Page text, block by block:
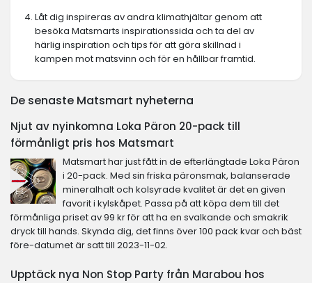
Låt dig inspireras av andra klimathjältar genom att
besöka Matsmarts inspirationssida och ta del av
härlig inspiration och tips för att göra skillnad i
kampen mot matsvinn och för en hållbar framtid.
De senaste Matsmart nyheterna
Njut av nyinkomna Loka Päron 20-pack till
förmånligt pris hos Matsmart
Matsmart har just fått in de efterlängtade Loka Päron
i 20-pack. Med sin friska päronsmak, balanserade
mineralhalt och kolsyrade kvalitet är det en given
favorit i kylskåpet. Passa på att köpa dem till det
förmånliga priset av 99 kr för att ha en svalkande och smakrik
dryck till hands. Skynda dig, det finns över 100 pack kvar och bäst
före-datumet är satt till 2023-11-02.
Upptäck nya Non Stop Party från Marabou hos